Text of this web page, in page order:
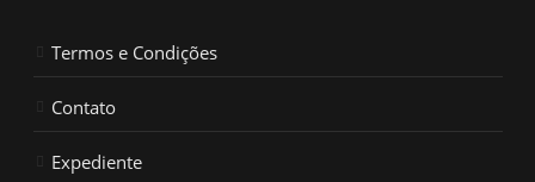
Termos e Condições
Contato
Expediente